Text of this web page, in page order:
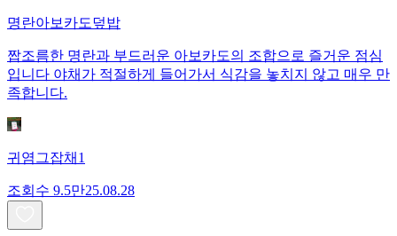
명란아보카도덮밥
짭조름한 명란과 부드러운 아보카도의 조합으로 즐거운 점심
입니다 야채가 적절하게 들어가서 식감을 놓치지 않고 매우 만
족합니다.
귀염그잡채1
조회수 9.5만25.08.28